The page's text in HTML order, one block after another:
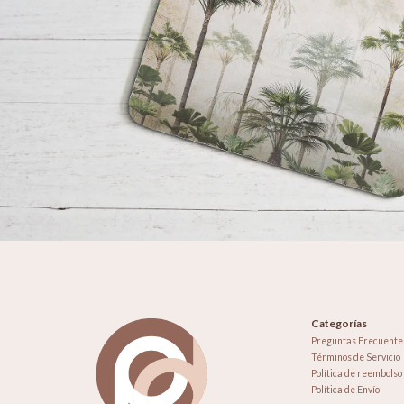
Categorías
Preguntas
Términos de Servicio
Política de reembolso
Política de Envío